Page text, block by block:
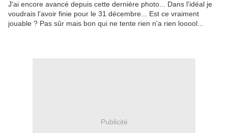
J'ai encore avancé depuis cette dernière photo... Dans l'idéal je
voudrais l'avoir finie pour le 31 décembre... Est ce vraiment
jouable ? Pas sûr mais bon qui ne tente rien n'a rien looool...
Publicité